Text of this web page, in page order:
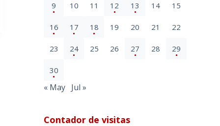
9 10 11 12 13 14 15
16 17 18 19 20 21 22
23 24 25 26 27 28 29
30
« May Jul »
Contador de visitas